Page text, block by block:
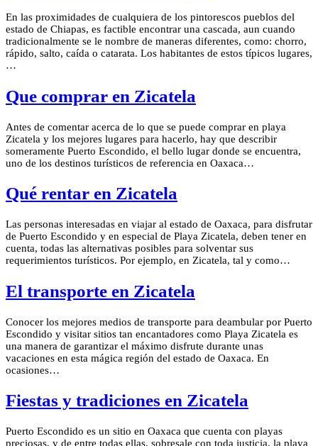
En las proximidades de cualquiera de los pintorescos pueblos del
estado de Chiapas, es factible encontrar una cascada, aun cuando
tradicionalmente se le nombre de maneras diferentes, como: chorro,
rápido, salto, caída o catarata. Los habitantes de estos típicos lugares,
…
Que comprar en Zicatela
Antes de comentar acerca de lo que se puede comprar en playa
Zicatela y los mejores lugares para hacerlo, hay que describir
someramente Puerto Escondido, el bello lugar donde se encuentra,
uno de los destinos turísticos de referencia en Oaxaca…
Qué rentar en Zicatela
Las personas interesadas en viajar al estado de Oaxaca, para disfrutar
de Puerto Escondido y en especial de Playa Zicatela, deben tener en
cuenta, todas las alternativas posibles para solventar sus
requerimientos turísticos. Por ejemplo, en Zicatela, tal y como…
El transporte en Zicatela
Conocer los mejores medios de transporte para deambular por Puerto
Escondido y visitar sitios tan encantadores como Playa Zicatela es
una manera de garantizar el máximo disfrute durante unas
vacaciones en esta mágica región del estado de Oaxaca. En
ocasiones…
Fiestas y tradiciones en Zicatela
Puerto Escondido es un sitio en Oaxaca que cuenta con playas
preciosas, y de entre todas ellas, sobresale con toda justicia, la playa